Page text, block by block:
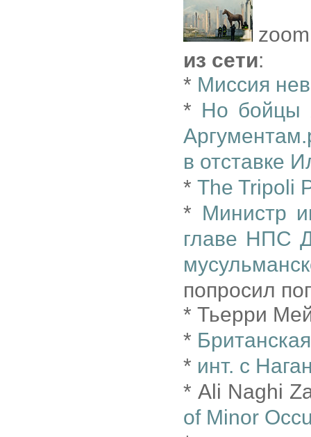
zoom
из сети:
* Миссия
* Но бойцы
в отставке
* The Tripoli
* Министр
главе НПС
попросил
* Тьерри
*
* инт. с
* Ali Naghi
of Minor